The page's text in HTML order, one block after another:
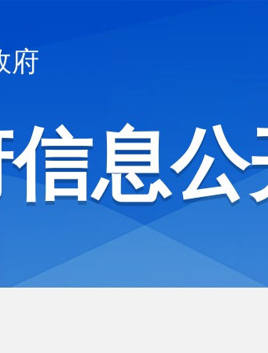
府
息公